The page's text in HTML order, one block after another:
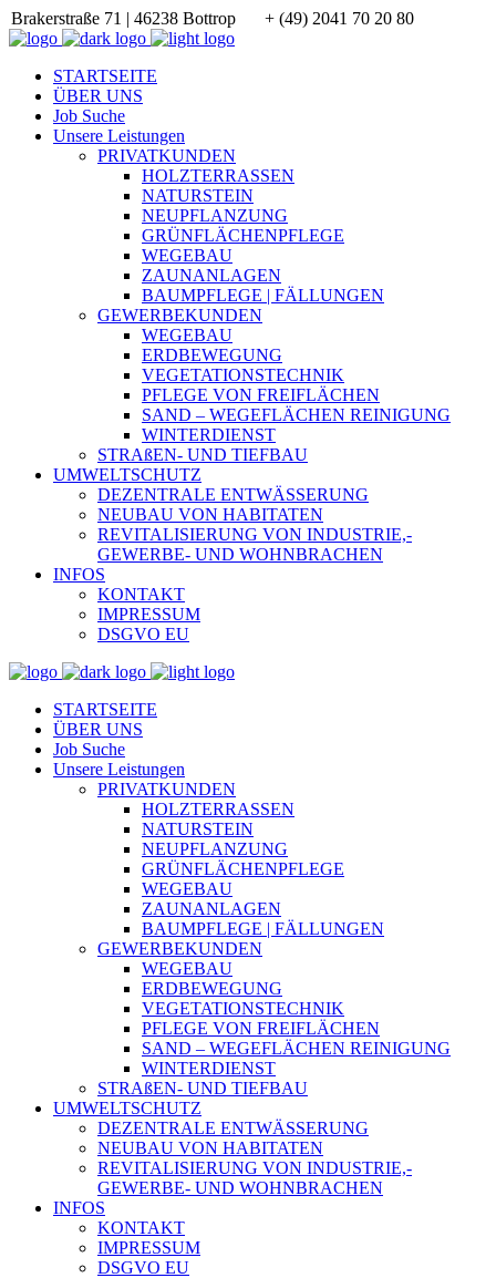
Brakerstraße 71 | 46238 Bottrop + (49) 2041 70 20 80
STARTSEITE
ÜBER UNS
Job Suche
Unsere Leistungen
PRIVATKUNDEN
HOLZTERRASSEN
NATURSTEIN
NEUPFLANZUNG
GRÜNFLÄCHENPFLEGE
WEGEBAU
ZAUNANLAGEN
BAUMPFLEGE | FÄLLUNGEN
GEWERBEKUNDEN
WEGEBAU
ERDBEWEGUNG
VEGETATIONSTECHNIK
PFLEGE VON FREIFLÄCHEN
SAND – WEGEFLÄCHEN REINIGUNG
WINTERDIENST
STRAßEN- UND TIEFBAU
UMWELTSCHUTZ
DEZENTRALE ENTWÄSSERUNG
NEUBAU VON HABITATEN
REVITALISIERUNG VON INDUSTRIE,-
GEWERBE- UND WOHNBRACHEN
INFOS
KONTAKT
IMPRESSUM
DSGVO EU
STARTSEITE
ÜBER UNS
Job Suche
Unsere Leistungen
PRIVATKUNDEN
HOLZTERRASSEN
NATURSTEIN
NEUPFLANZUNG
GRÜNFLÄCHENPFLEGE
WEGEBAU
ZAUNANLAGEN
BAUMPFLEGE | FÄLLUNGEN
GEWERBEKUNDEN
WEGEBAU
ERDBEWEGUNG
VEGETATIONSTECHNIK
PFLEGE VON FREIFLÄCHEN
SAND – WEGEFLÄCHEN REINIGUNG
WINTERDIENST
STRAßEN- UND TIEFBAU
UMWELTSCHUTZ
DEZENTRALE ENTWÄSSERUNG
NEUBAU VON HABITATEN
REVITALISIERUNG VON INDUSTRIE,-
GEWERBE- UND WOHNBRACHEN
INFOS
KONTAKT
IMPRESSUM
DSGVO EU